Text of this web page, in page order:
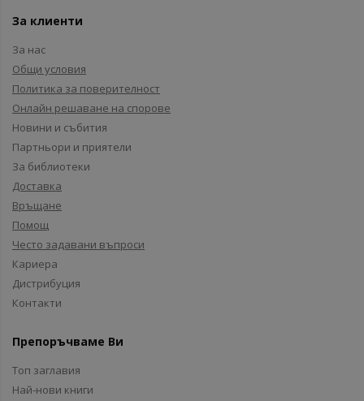
За клиенти
За нас
Общи условия
Политика за поверителност
Онлайн решаване на спорове
Новини и събития
Партньори и приятели
За библиотеки
Доставка
Връщане
Помощ
Често задавани въпроси
Кариера
Дистрибуция
Контакти
Препоръчваме Ви
Топ заглавия
Най-нови книги